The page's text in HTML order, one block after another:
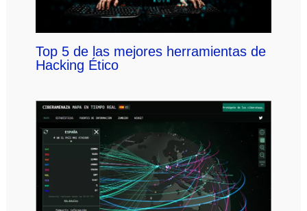
Top 5 de las mejores herramientas de
Hacking Ético